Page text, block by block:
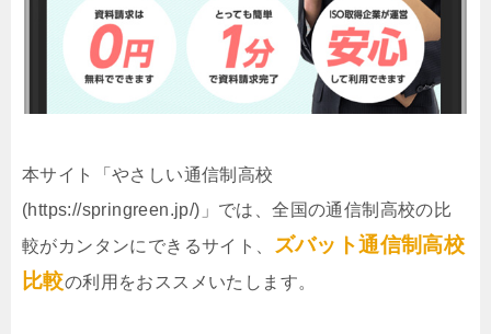
本サイト「やさしい通信制高校
(https://springreen.jp/)」では、全国の通信制高校の比
較がカンタンにできるサイト、
ズバット通信制高校
比較の利用をおススメいたします。